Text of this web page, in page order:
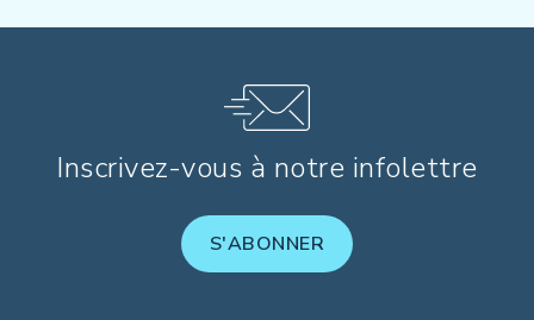
Inscrivez-vous à notre infolettre
S'ABONNER